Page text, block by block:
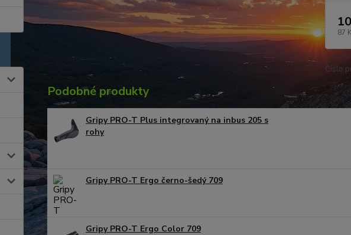
87
Číslo
Podobné produkty
Gripy PRO-T Plus integrovaný na inbus 205 s
rohy
Gripy PRO-T Ergo černo-šedý 709
Gripy PRO-T Ergo Color 709